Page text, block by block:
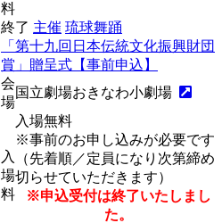
料
終了 主催 琉球舞踊
「第十九回日本伝統文化振興財団
賞」贈呈式【事前申込】
会
場
国立劇場おきなわ小劇場
入
場
料
入場無料
※事前のお申し込みが必要です
（先着順／定員になり次第締め
切らせていただきます）
※申込受付は終了いたしまし
た。